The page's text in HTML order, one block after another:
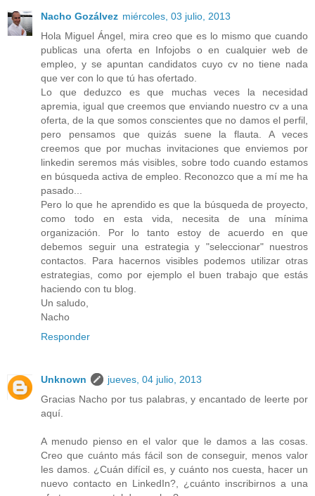
Nacho Gozálvez miércoles, 03 julio, 2013
Hola Miguel Ángel, mira creo que es lo mismo que cuando
publicas una oferta en Infojobs o en cualquier web de
empleo, y se apuntan candidatos cuyo cv no tiene nada
que ver con lo que tú has ofertado.
Lo que deduzco es que muchas veces la necesidad
apremia, igual que creemos que enviando nuestro cv a una
oferta, de la que somos conscientes que no damos el perfil,
pero pensamos que quizás suene la flauta. A veces
creemos que por muchas invitaciones que enviemos por
linkedin seremos más visibles, sobre todo cuando estamos
en búsqueda activa de empleo. Reconozco que a mí me ha
pasado...
Pero lo que he aprendido es que la búsqueda de proyecto,
como todo en esta vida, necesita de una mínima
organización. Por lo tanto estoy de acuerdo en que
debemos seguir una estrategia y "seleccionar" nuestros
contactos. Para hacernos visibles podemos utilizar otras
estrategias, como por ejemplo el buen trabajo que estás
haciendo con tu blog.
Un saludo,
Nacho
Responder
Unknown
jueves, 04 julio, 2013
Gracias Nacho por tus palabras, y encantado de leerte por
aquí.
A menudo pienso en el valor que le damos a las cosas.
Creo que cuánto más fácil son de conseguir, menos valor
les damos. ¿Cuán difícil es, y cuánto nos cuesta, hacer un
nuevo contacto en LinkedIn?, ¿cuánto inscribirnos a una